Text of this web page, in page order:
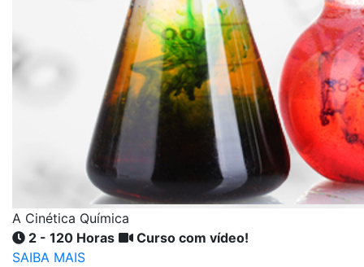
A Cinética Química
2 - 120 Horas
Curso com vídeo!
SAIBA MAIS